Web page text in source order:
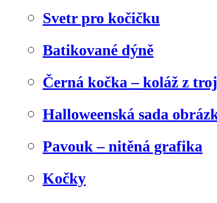
Svetr pro kočičku
Batikované dýně
Černá kočka – koláž z
Halloweenská sada
Pavouk – nitěná grafika
Kočky